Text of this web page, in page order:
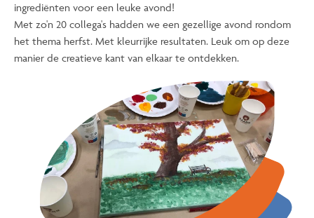
ingrediënten voor een leuke avond!
Met zo'n 20 collega's hadden we een gezellige avond rondom
het thema herfst. Met kleurrijke resultaten. Leuk om op deze
manier de creatieve kant van elkaar te ontdekken.